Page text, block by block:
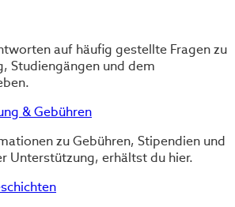
auf häufig gestellte Fragen zu
Studiengängen und dem
& Gebühren
zu Gebühren, Stipendien und
Unterstützung, erhältst du hier.